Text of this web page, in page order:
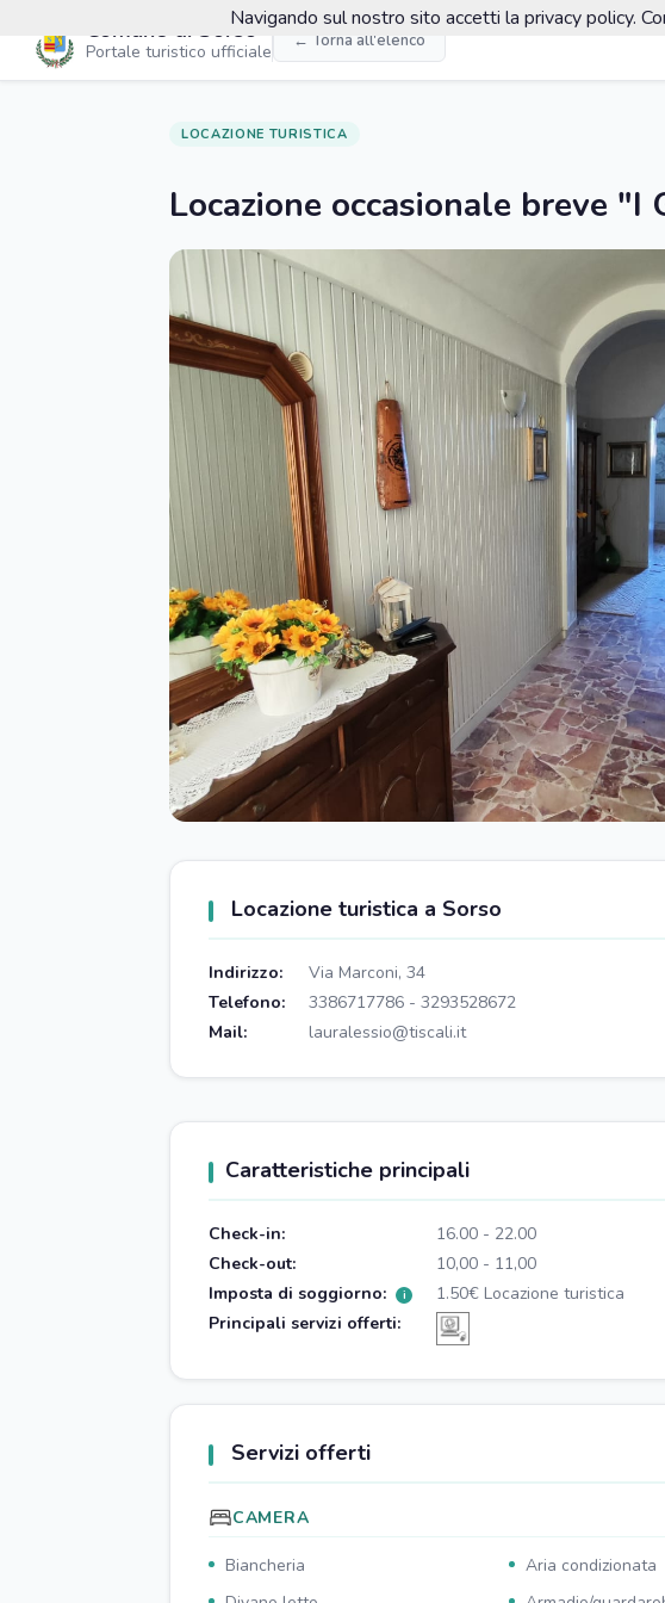
Comune di Sorso
Portale turistico ufficiale
← Torna all'elenco
LOCAZIONE TURISTICA
Locazione occasionale breve "I
Locazione turistica a Sorso
Indirizzo:
Via Marconi, 34
Telefono:
3386717786 - 3293528672
Mail:
lauralessio@tiscali.it
Caratteristiche principali
Check-in:
16.00 - 22.00
Check-out:
10,00 - 11,00
Imposta di soggiorno:
i
1.50€ Locazione turistica
Principali servizi offerti:
Servizi offerti
CAMERA
Biancheria Aria condizionata
Navigando sul nostro sito accetti la privacy policy.